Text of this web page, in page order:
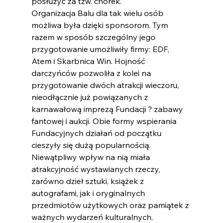
Organizacja Balu dla tak wielu osób
możliwa była dzięki sponsorom. Tym
razem w sposób szczególny jego
przygotowanie umożliwiły firmy: EDF,
Atem i Skarbnica Win. Hojność
darczyńców pozwoliła z kolei na
przygotowanie dwóch atrakcji wieczoru,
nieodłącznie już powiązanych z
karnawałową imprezą Fundacji ? zabawy
fantowej i aukcji. Obie formy wspierania
Fundacyjnych działań od początku
cieszyły się dużą popularnością.
Niewątpliwy wpływ na nią miała
atrakcyjność wystawianych rzeczy,
zarówno dzieł sztuki, książek z
autografami, jak i oryginalnych
przedmiotów użytkowych oraz pamiątek z
ważnych wydarzeń kulturalnych.